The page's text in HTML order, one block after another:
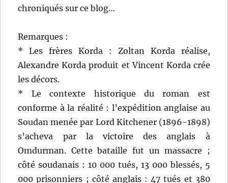
chroniqués sur ce blog…
Remarques :
* Les frères Korda : Zoltan Korda réalise,
Alexandre Korda produit et Vincent Korda crée
les décors.
* Le contexte historique du roman est
conforme à la réalité : l’expédition anglaise au
Soudan menée par Lord Kitchener (1896-1898)
s’acheva par la victoire des anglais à
Omdurman. Cette bataille fut un massacre ;
côté soudanais : 10 000 tués, 13 000 blessés, 5
000 prisonniers ; côté anglais : 47 tués et 380